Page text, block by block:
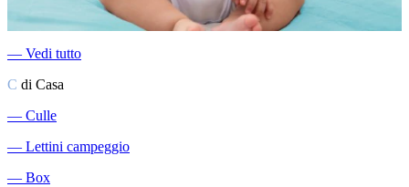
― Vedi tutto
C di Casa
― Culle
― Lettini campeggio
― Box